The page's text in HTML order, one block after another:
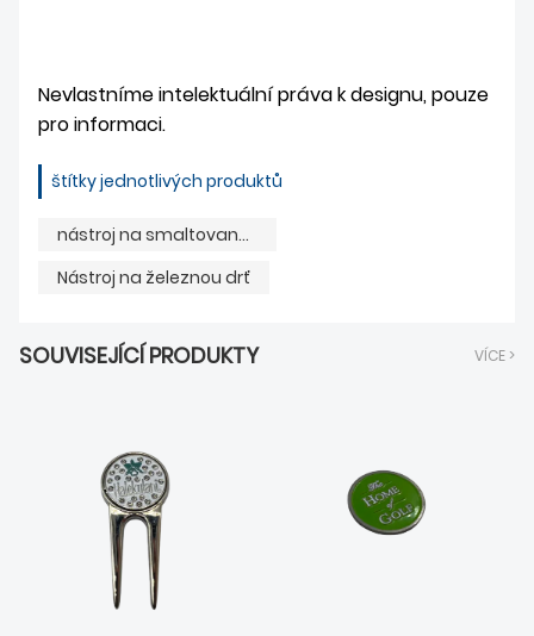
Nevlastníme intelektuální práva k designu, pouze
pro informaci.
štítky jednotlivých produktů
nástroj na smaltovaný drn
Nástroj na železnou drť
SOUVISEJÍCÍ PRODUKTY VÍCE >